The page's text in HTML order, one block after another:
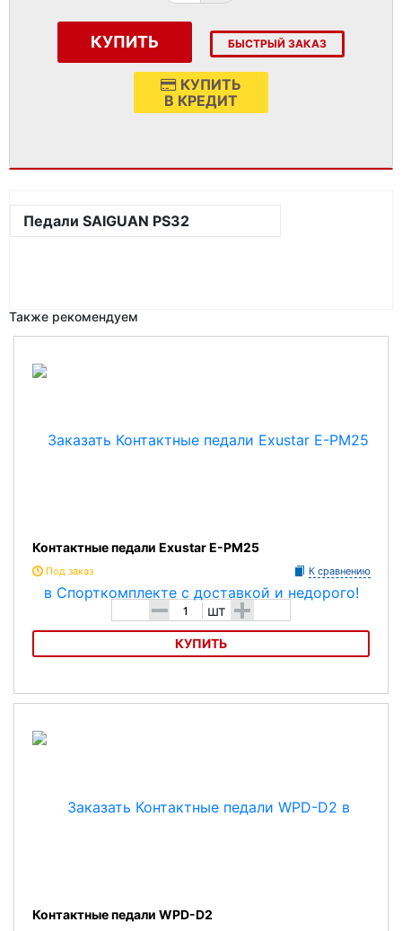
КУПИТЬ БЫСТРЫЙ ЗАКАЗ
КУПИТЬ
В КРЕДИТ
Педали SAIGUAN PS32
Также рекомендуем
Контактные педали Exustar E-PM25
Под заказ К сравнению
- шт +
КУПИТЬ
Контактные педали Exustar E-PM25
Контактные педали WPD-D2